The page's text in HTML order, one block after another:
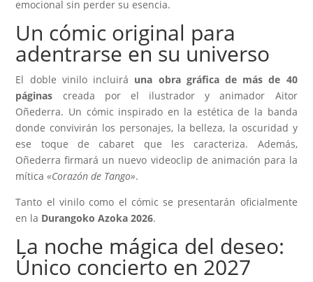
emocional sin perder su esencia.
Un cómic original para
adentrarse en su universo
El doble vinilo incluirá una obra gráfica de más de 40
páginas creada por el ilustrador y animador Aitor
Oñederra. Un cómic inspirado en la estética de la banda
donde convivirán los personajes, la belleza, la oscuridad y
ese toque de cabaret que les caracteriza. Además,
Oñederra firmará un nuevo videoclip de animación para la
mítica«Corazón de Tango».
Tanto el vinilo como el cómic se presentarán oficialmente
en la Durangoko Azoka 2026.
La noche mágica del deseo:
Único concierto en 2027